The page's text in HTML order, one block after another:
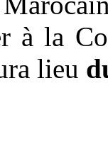
à la
lieu